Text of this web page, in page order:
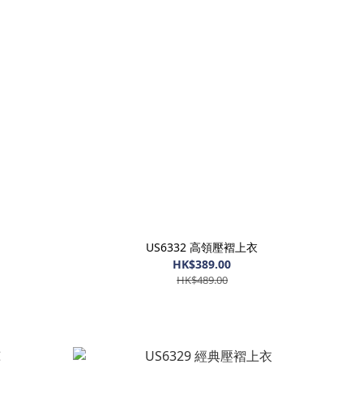
US6332 高領壓褶上衣
HK$389.00
HK$489.00